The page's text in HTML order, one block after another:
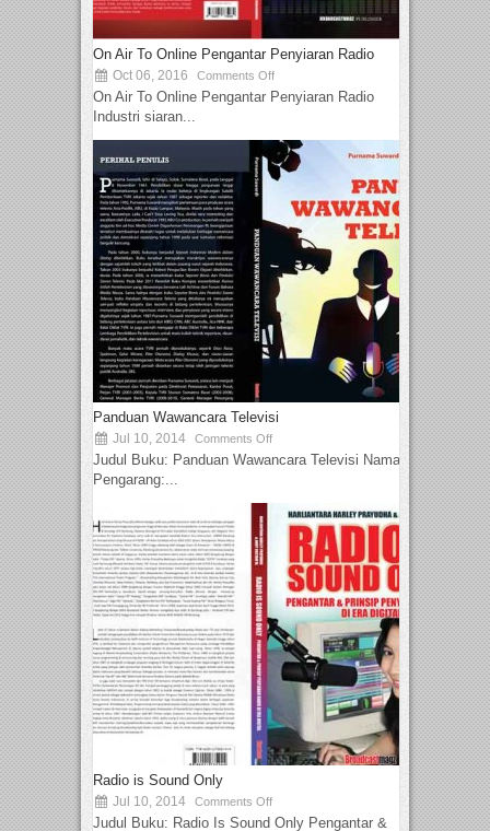
On Air To Online Pengantar Penyiaran Radio
Oct 06, 2016 Comments Off
On Air To Online Pengantar Penyiaran Radio
Industri siaran...
Panduan Wawancara Televisi
Jul 10, 2014 Comments Off
Judul Buku: Panduan Wawancara Televisi Nama
Pengarang:...
Radio is Sound Only
Jul 10, 2014 Comments Off
Judul Buku: Radio Is Sound Only Pengantar &